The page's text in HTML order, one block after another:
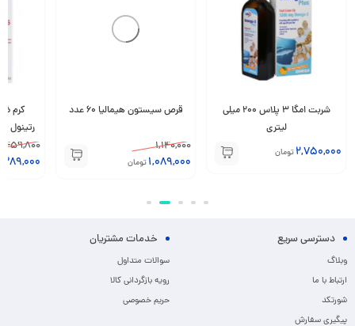
شربت امگا 3 پلاس 200 میلی
لیتری
2,750,000 تومان
قرص سیستون هیمالیا 60 عدد
1,140,000
1,089,000 تومان
کرم
459,800
389,000
دسترسی سریع
وبلاگ
ارتباط با ما
شورتکد
پیگیری سفارش
خدمات مشتریان
سوالات متداول
رویه بازگردانی کالا
حریم خصوصی